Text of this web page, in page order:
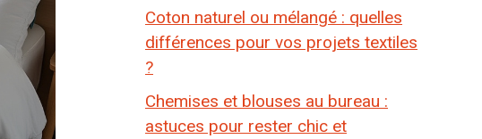
Coton naturel ou mélangé : quelles
différences pour vos projets textiles
?
Chemises et blouses au bureau :
astuces pour rester chic et